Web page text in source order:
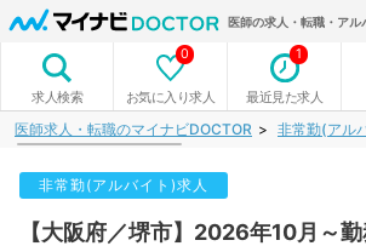
医師の求人・転職・ア
求人検索 お気に入り求人
0
最近見た求人
1
医師求人・転職のマイナビDOCTOR 非常勤(アル
非常勤(アルバイト)求人
【大阪府／堺市】2026年10月～